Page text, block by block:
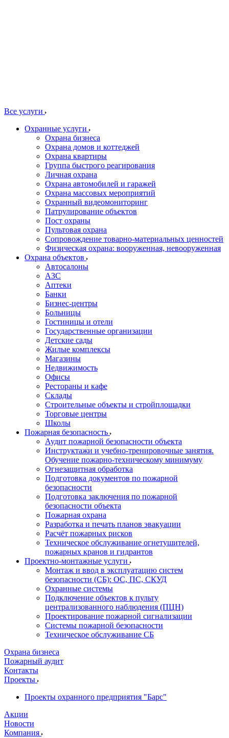
Все услуги
Охранные услуги
Охрана бизнеса
Охрана домов и коттеджей
Охрана квартиры
Группа быстрого реагирования
Личная охрана
Охрана автомобилей и гаражей
Охрана массовых мероприятий
Охранный видеомониторинг
Патрулирование объектов
Пост охраны
Пультовая охрана
Сопровождение товарно-материальных ценностей
Физическая охрана: вооруженная, невооруженная
Охрана объектов
Автосалоны
АЗС
Аптеки
Банки
Бизнес-центры
Больницы
Гостиницы и отели
Государственные организации
Детские сады
Жилые комплексы
Магазины
Недвижимость
Офисы
Рестораны и кафе
Склады
Строительные объекты и стройплощадки
Торговые центры
Школы
Пожарная безопасность
Аудит пожарной безопасности объекта
Инструктажи и учебно-тренировочные занятия.
Обучение пожарно-техническому минимуму
Огнезащитная обработка
Подготовка документов по пожарной
безопасности
Подготовка заключения по пожарной
безопасности объекта
Пожарная охрана
Разработка и печать планов эвакуации
Расчёт пожарных рисков
Техническое обслуживание огнетушителей,
пожарных кранов и гидрантов
Проектно-монтажные услуги
Монтаж и ввод в эксплуатацию систем
безопасности (СБ): ОС, ПС, СКУД
Охранные системы
Подключение объектов к пульту
централизованного наблюдения (ПЦН)
Проектирование пожарной сигнализации
Системы пожарной безопасности
Техническое обслуживание СБ
Охрана бизнеса
Пожарный аудит
Контакты
Проекты
Проекты охранного предприятия "Барс"
Акции
Новости
Компания